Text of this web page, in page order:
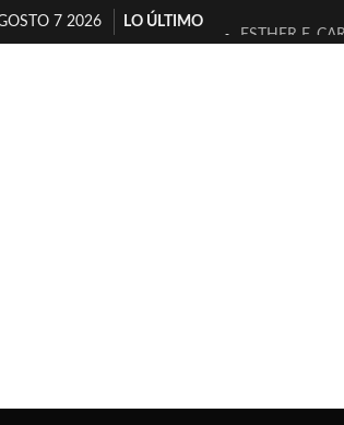
7 2026
LO ÚLTIMO
ESTHER F.
[ELECTRA
TIMBRE 4, LA
30 AÑOS (NO
MILITARES
MARSHALL
JOFRE